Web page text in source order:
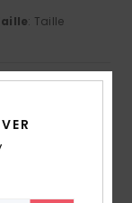
: Taille
davantage d'un